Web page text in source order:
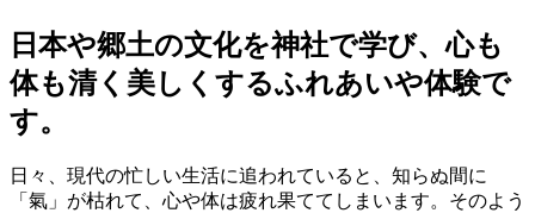
日本や郷土の文化を神社で学び、心も
体も清く美しくするふれあいや体験で
す。
日々、現代の忙しい生活に追われていると、知らぬ間に
「氣」が枯れて、心や体は疲れ果ててしまいます。そのよう